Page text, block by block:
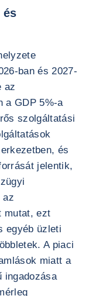
és
ban és 2027-
az
a GDP 5%-a
szolgáltatási
és
jelentik,
az
mutat, ezt
egyéb üzleti
A piaci
miatt a
ingadozása